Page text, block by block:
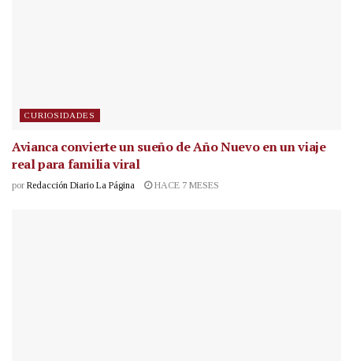
CURIOSIDADES
Avianca convierte un sueño de Año Nuevo en un viaje
real para familia viral
por Redacción Diario La Página HACE 7 MESES